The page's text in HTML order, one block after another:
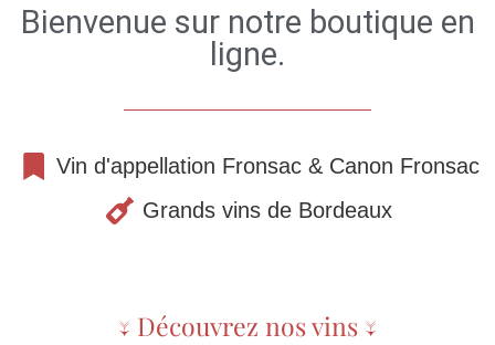
Bienvenue sur notre boutique en
ligne.
Vin d'appellation Fronsac & Canon Fronsac
Grands vins de Bordeaux
↓ Découvrez nos vins ↓